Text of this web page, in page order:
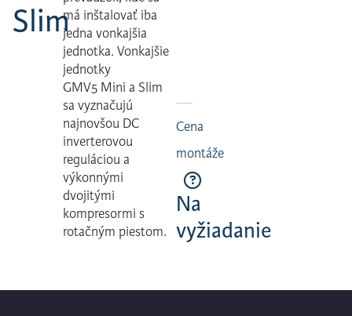
Slimmá inštalovať iba
jedna vonkajšia
jednotka. Vonkajšie
jednotky
GMV5 Mini a Slim
sa vyznačujú
najnovšou DC
inverterovou
reguláciou a
výkonnými
dvojitými
kompresormi s
rotačným piestom.
Cena
montáže
Na
vyžiadanie